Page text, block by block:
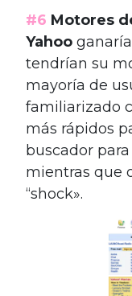
#6 Motores
Yahoo
tendrían su
mayoría de
familiarizado
más rápidos
buscador
mientras que
“shock».